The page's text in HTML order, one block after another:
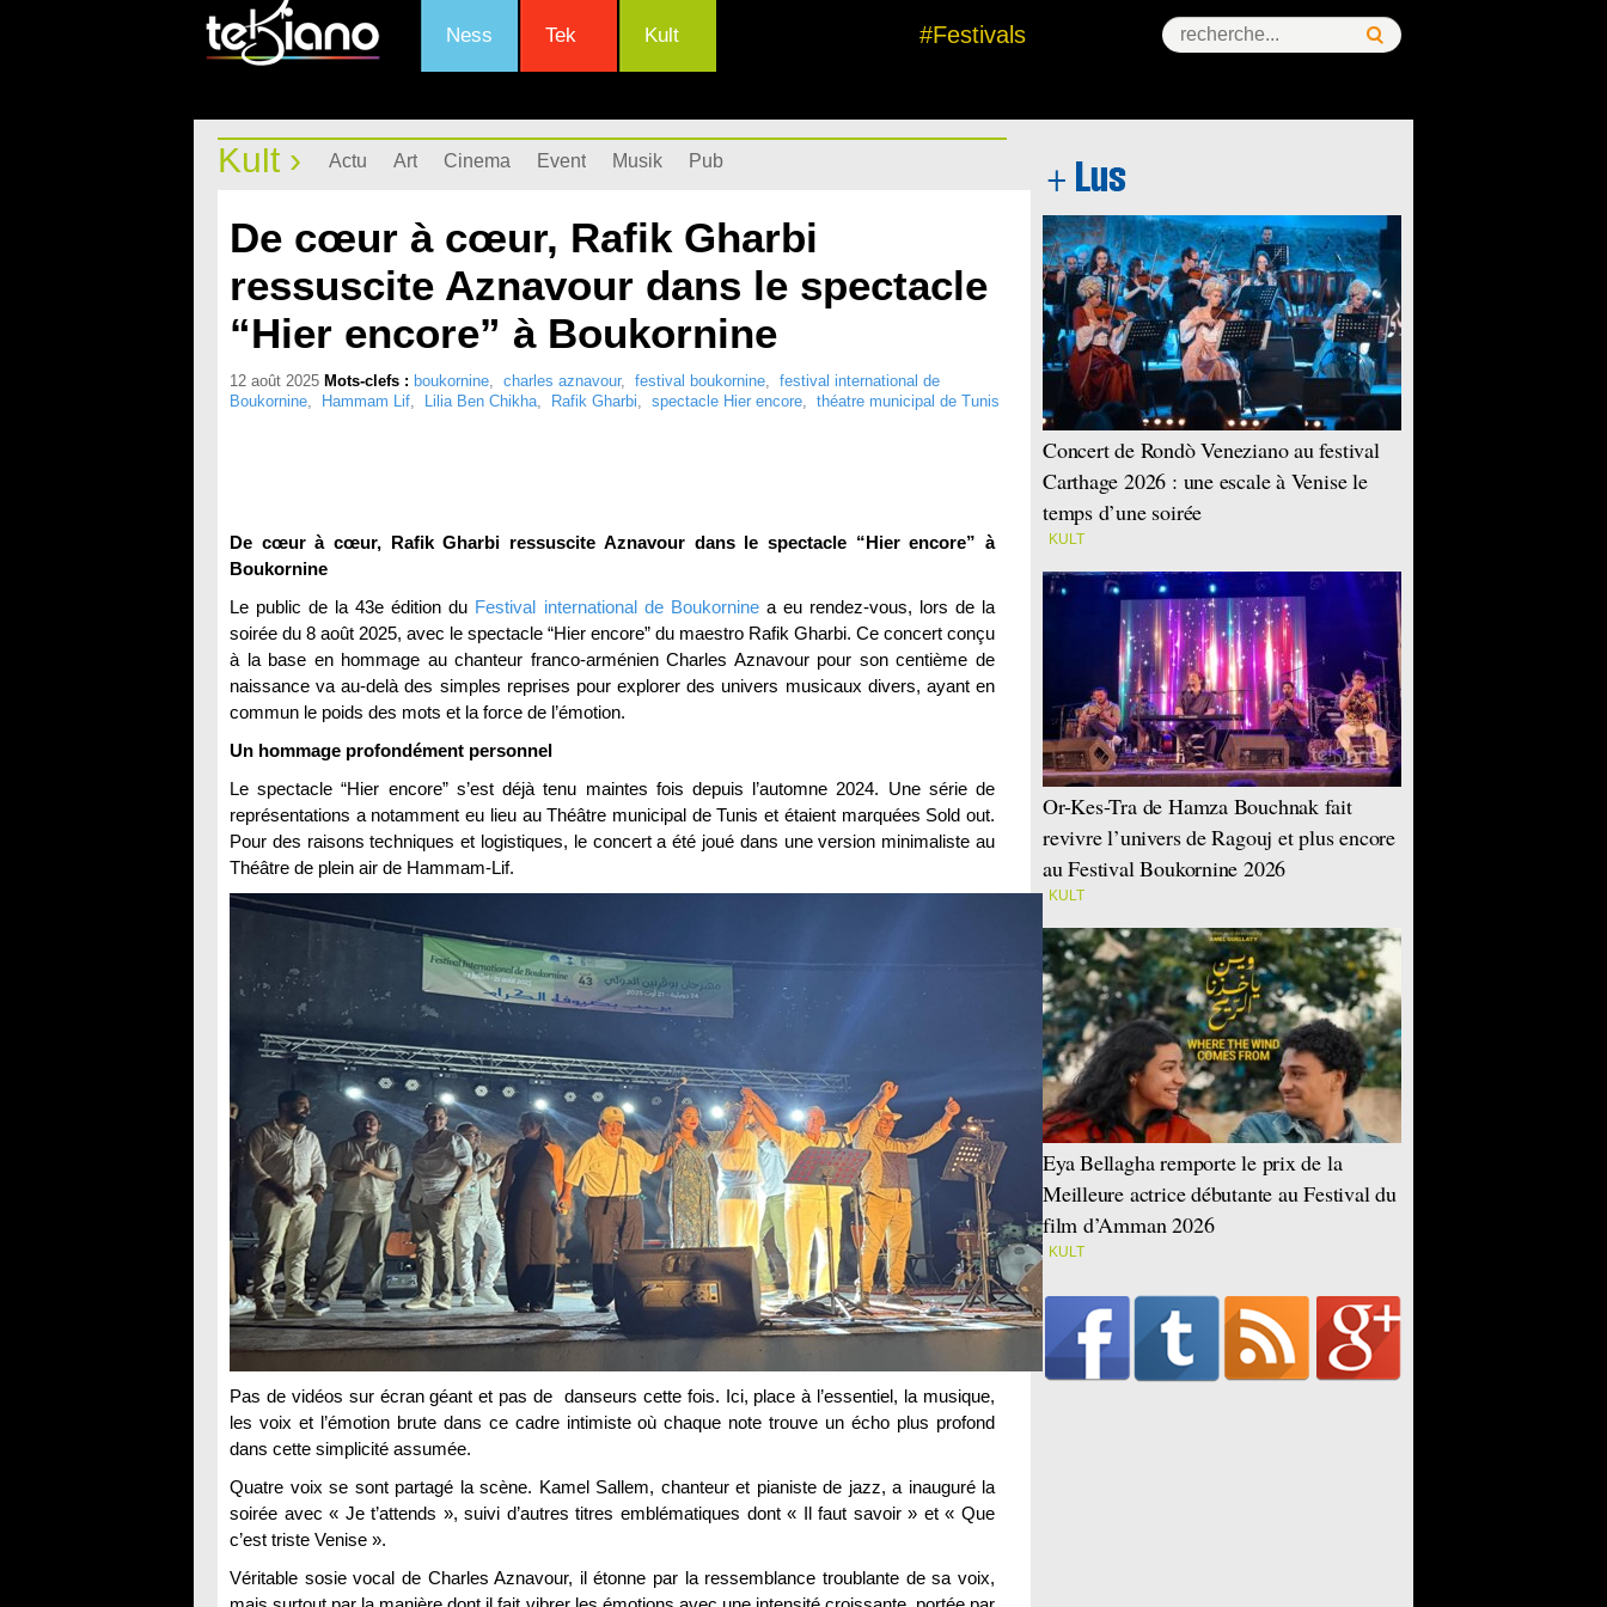
Ness Tek Kult #Festivals
Kult › Actu Art Cinema Event Musik Pub
De cœur à cœur, Rafik Gharbi
ressuscite Aznavour dans le spectacle
“Hier encore” à Boukornine
12 août 2025 Mots-clefs : boukornine, charles aznavour, festival boukornine, festival international de
Boukornine, Hammam Lif, Lilia Ben Chikha, Rafik Gharbi, spectacle Hier encore, théatre municipal de Tunis
De cœur à cœur, Rafik Gharbi ressuscite Aznavour dans le spectacle “Hier encore” à
Boukornine
Le public de la 43e édition du Festival international de Boukorninea eu rendez-vous, lors de la
soirée du 8 août 2025, avec le spectacle “Hier encore” du maestro Rafik Gharbi. Ce concert conçu
à la base en hommage au chanteur franco-arménien Charles Aznavour pour son centième de
naissance va au-delà des simples reprises pour explorer des univers musicaux divers, ayant en
commun le poids des mots et la force de l’émotion.
Un hommage profondément personnel
Le spectacle “Hier encore” s’est déjà tenu maintes fois depuis l’automne 2024. Une série de
représentations a notamment eu lieu au Théâtre municipal de Tunis et étaient marquées Sold out.
Pour des raisons techniques et logistiques, le concert a été joué dans une version minimaliste au
Théâtre de plein air de Hammam-Lif.
Pas de vidéos sur écran géant et pas de danseurs cette fois. Ici, place à l’essentiel, la musique,
les voix et l’émotion brute dans ce cadre intimiste où chaque note trouve un écho plus profond
dans cette simplicité assumée.
Quatre voix se sont partagé la scène. Kamel Sallem, chanteur et pianiste de jazz, a inauguré la
soirée avec « Je t’attends », suivi d’autres titres emblématiques dont « Il faut savoir » et « Que
c’est triste Venise ».
Véritable sosie vocal de Charles Aznavour, il étonne par la ressemblance troublante de sa voix,
Concert de Rondò Veneziano au festival
Carthage 2026 : une escale à Venise le
temps d’une soirée
KULT
Or-Kes-Tra de Hamza Bouchnak fait
revivre l’univers de Ragouj et plus encore
au Festival Boukornine 2026
KULT
Eya Bellagha remporte le prix de la
Meilleure actrice débutante au Festival du
film d’Amman 2026
KULT